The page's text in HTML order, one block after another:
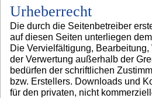
Urheberrecht
Die durch die Seitenbetreiber
auf diesen Seiten unterliegen
Die Vervielfältigung,
der Verwertung außerhalb der
bedürfen der schriftlichen
bzw. Erstellers. Downloads und
für den privaten, nicht